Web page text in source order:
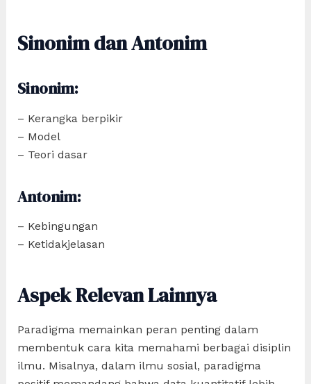
Sinonim dan Antonim
Sinonim:
– Kerangka berpikir
– Model
– Teori dasar
Antonim:
– Kebingungan
– Ketidakjelasan
Aspek Relevan Lainnya
Paradigma memainkan peran penting dalam
membentuk cara kita memahami berbagai disiplin
ilmu. Misalnya, dalam ilmu sosial, paradigma